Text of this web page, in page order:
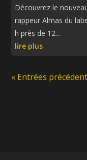
Découvrez le
rappeur Almas du
h près de 12...
lire plus
« Entrées